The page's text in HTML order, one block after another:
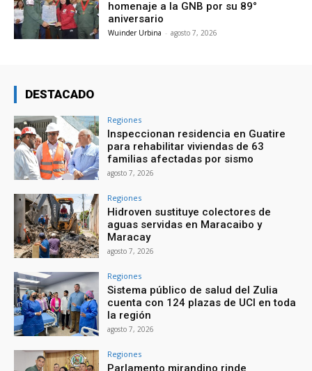
homenaje a la GNB por su 89°
aniversario
Wuinder Urbina - agosto 7, 2026
DESTACADO
Regiones
Inspeccionan residencia en Guatire
para rehabilitar viviendas de 63
familias afectadas por sismo
agosto 7, 2026
Regiones
Hidroven sustituye colectores de
aguas servidas en Maracaibo y
Maracay
agosto 7, 2026
Regiones
Sistema público de salud del Zulia
cuenta con 124 plazas de UCI en toda
la región
agosto 7, 2026
Regiones
Parlamento mirandino rinde